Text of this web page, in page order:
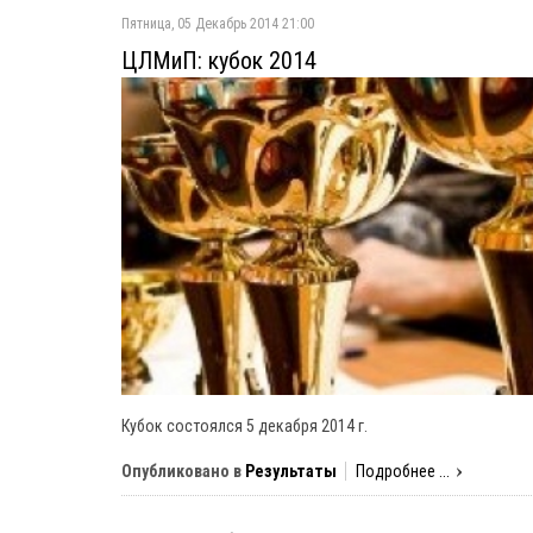
Пятница, 05 Декабрь 2014 21:00
ЦЛМиП: кубок 2014
Кубок состоялся 5 декабря 2014 г.
Опубликовано в Результаты Подробнее ...